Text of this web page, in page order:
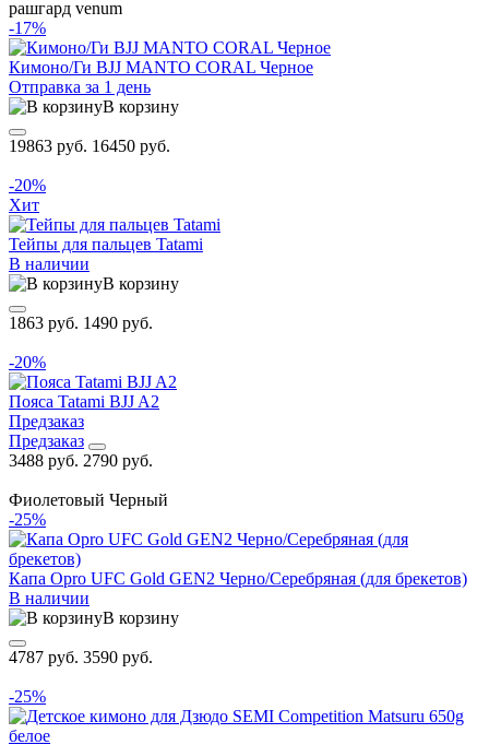
рашгард venum
-17%
Кимоно/Ги BJJ MANTO CORAL Черное
Отправка за 1 день
В корзину
19863 руб. 16450 руб.
-20%
Хит
Тейпы для пальцев Tatami
В наличии
В корзину
1863 руб. 1490 руб.
-20%
Пояса Tatami BJJ A2
Предзаказ
Предзаказ
3488 руб. 2790 руб.
Фиолетовый Черный
-25%
Капа Opro UFC Gold GEN2 Черно/Серебряная (для брекетов)
В наличии
В корзину
4787 руб. 3590 руб.
-25%